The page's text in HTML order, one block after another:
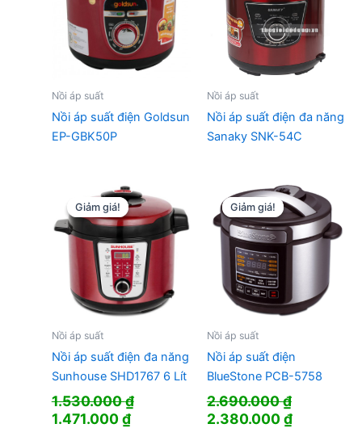
Nồi áp suất
Nồi áp suất điện Goldsun
EP-GBK50P
Nồi áp suất
Nồi áp suất điện đa năng
Sanaky SNK-54C
Giảm giá!
Giảm giá!
Nồi áp suất
Nồi áp suất điện đa năng
Sunhouse SHD1767 6 Lít
1.530.000₫
Giá
1.471.000₫Giá
Giảm giá!
Giảm giá!
Nồi áp suất
Nồi áp suất điện
BlueStone PCB-5758
2.690.000₫
Giá
2.380.000₫Giá